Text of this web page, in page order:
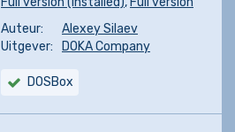
Auteur:
Alexey Silaev
Uitgever:
DOKA Company
DOSBox